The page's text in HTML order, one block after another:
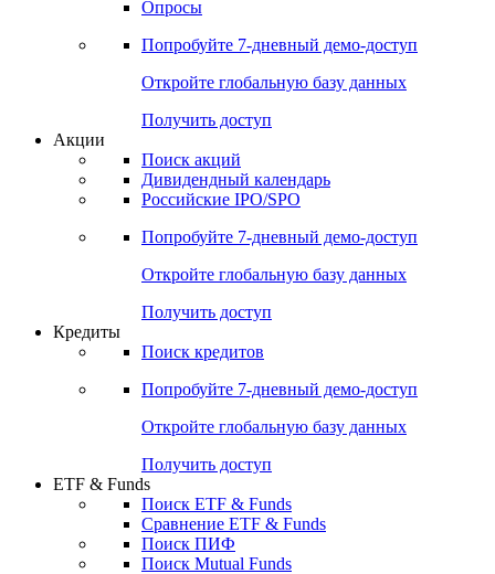
Опросы
Попробуйте 7-дневный демо-доступ
Откройте глобальную базу данных
Получить доступ
Акции
Поиск акций
Дивидендный календарь
Российские IPO/SPO
Попробуйте 7-дневный демо-доступ
Откройте глобальную базу данных
Получить доступ
Кредиты
Поиск кредитов
Попробуйте 7-дневный демо-доступ
Откройте глобальную базу данных
Получить доступ
ETF & Funds
Поиск ETF & Funds
Сравнение ETF & Funds
Поиск ПИФ
Поиск Mutual Funds